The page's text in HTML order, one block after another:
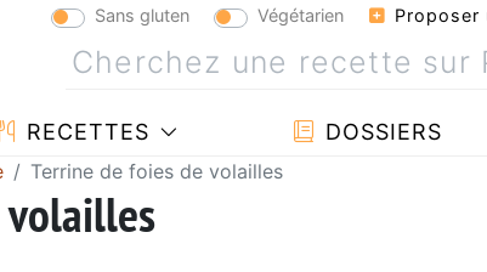
Sans gluten Végétarien Proposer
RECETTES DOSSIERS
Terrine de foies de volailles
volailles